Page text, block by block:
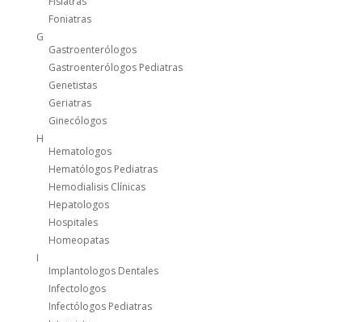
Foniatras
G
Gastroenterólogos
Gastroenterólogos Pediatras
Genetistas
Geriatras
Ginecólogos
H
Hematologos
Hematólogos Pediatras
Hemodialisis Clínicas
Hepatologos
Hospitales
Homeopatas
I
Implantologos Dentales
Infectologos
Infectólogos Pediatras